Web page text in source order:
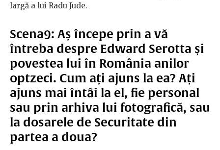
largă a lui Radu Jude.
Scena9: Aș începe prin a vă
întreba despre Edward Serotta și
povestea lui în România anilor
optzeci. Cum ați ajuns la ea? Ați
ajuns mai întâi la el, fie personal
sau prin arhiva lui fotografică, sau
la dosarele de Securitate din
partea a doua?